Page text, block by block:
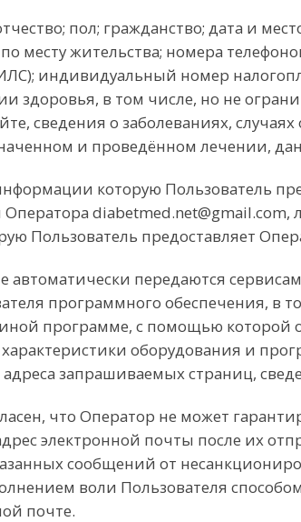
пол; гражданство; дата и
месту жительства; номера
индивидуальный номер
здоровья, в том числе, но не
сведения о заболеваниях,
и проведённом лечении,
которую Пользователь
Пользователь предоставляет
автоматически передаются
программного обеспечения, в
программе, с помощью которой
оборудования и
адреса запрашиваемых страниц,
что Оператор не может
электронной почты после их
сообщений от
воли Пользователя
почте.